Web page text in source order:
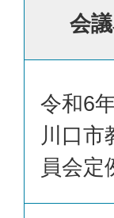
会
令和6
川口市
員会定